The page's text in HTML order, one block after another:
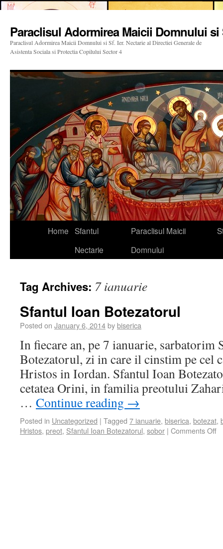
Paraclisul Adormirea Maicii Domnului si
Paraclisul Adormirea Maicii Domnului si Sf. Ier. Nectarie al Directiei Generale de
Asistenta Sociala si Protectia Copilului Sector 4
Home Sfantul
Nectarie
Paraclisul Maicii
Domnului
Tag Archives: 7 ianuarie
Sfantul Ioan Botezatorul
Posted on January 6, 2014bybiserica
In fiecare an, pe 7 ianuarie,
Botezatorul, zi in care il cinstim pe cel
Hristos in Iordan. Sfantul Ioan
cetatea Orini, in familia preotului
… Continue reading →
Posted in Uncategorized | Tagged 7 ianuarie, biserica, botezat,
Hristos, preot, Sfantul Ioan Botezatorul, sobor | Comments Off